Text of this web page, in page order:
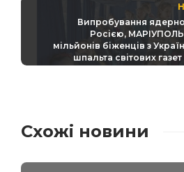
Випробування
Росією, МАРІУПОЛЬ
мільйонів біженців з
шпальта світових газет
Схожі новини